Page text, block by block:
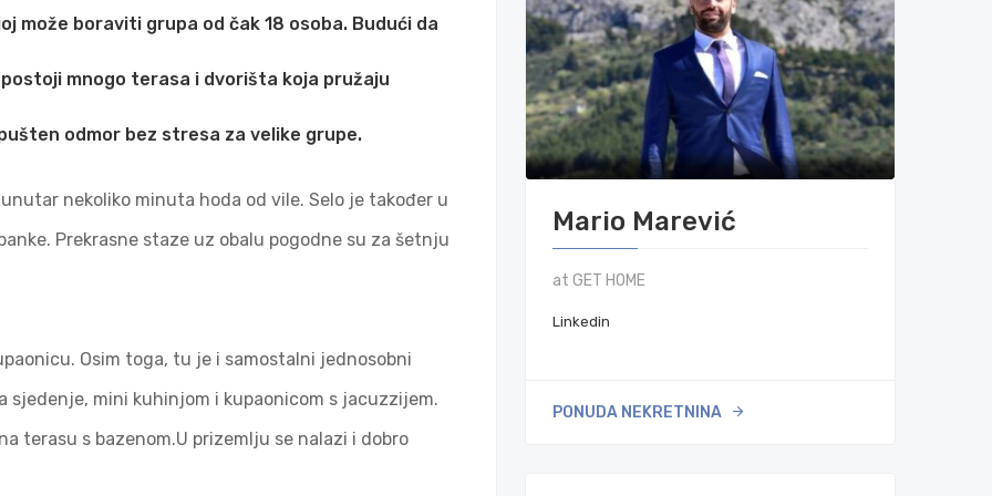
može boraviti grupa od čak 18 osoba. Budući da
mnogo terasa i dvorišta koja pružaju
odmor bez stresa za velike grupe.
nekoliko minuta hoda od vile. Selo je također u
Prekrasne staze uz obalu pogodne su za šetnju
Osim toga, tu je i samostalni jednosobni
sjedenje, mini kuhinjom i kupaonicom s jacuzzijem.
terasu s bazenom.U prizemlju se nalazi i dobro
Mario Marević
at GET HOME
Linkedin
PONUDA NEKRETNINA